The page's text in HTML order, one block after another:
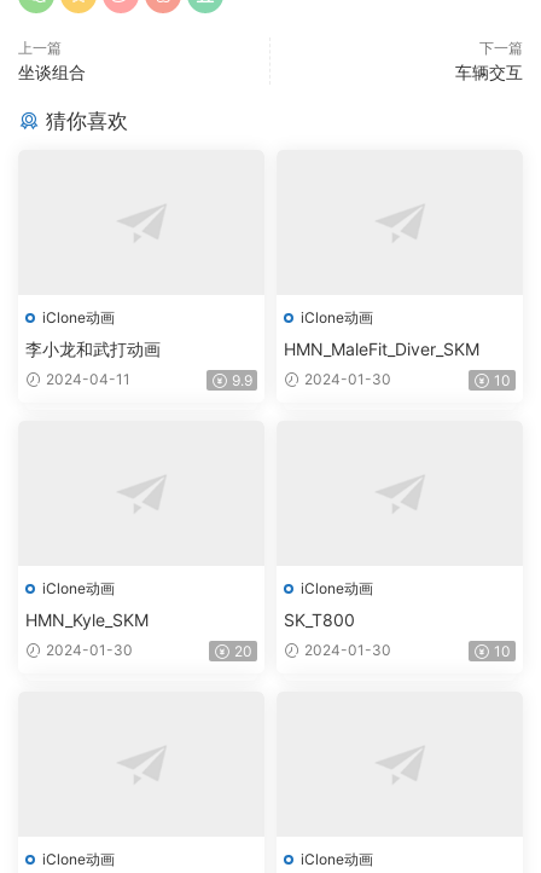
上一篇
坐谈组合
下一篇
车辆交互
猜你喜欢
iClone动画
李小龙和武打动画
2024-04-11 9.9
iClone动画
HMN_MaleFit_Diver_SKM
2024-01-30 10
iClone动画
HMN_Kyle_SKM
2024-01-30 20
iClone动画
SK_T800
2024-01-30 10
iClone动画 iClone动画